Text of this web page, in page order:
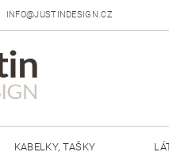
INFO@JUSTINDESIGN.CZ
KABELKY, TAŠKY